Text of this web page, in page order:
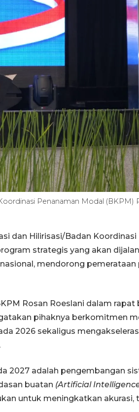
Penanaman Modal (BKPM)
dan Hilirisasi/Badan Koordinasi
strategis yang akan
mendorong pemerataan
Rosan Roeslani dalam rapat
pihaknya berkomitmen
2026 sekaligus
2027 adalah pengembangan
buatan (Artificial
untuk meningkatkan akurasi,